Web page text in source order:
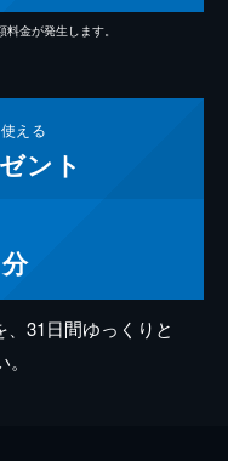
金が発生します。
える
ント
31日間ゆっくりと